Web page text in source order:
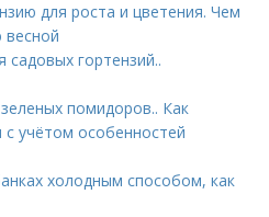
для роста и цветения. Чем
весной
гортензий..
помидоров.. Как
учётом особенностей
холодным способом, как